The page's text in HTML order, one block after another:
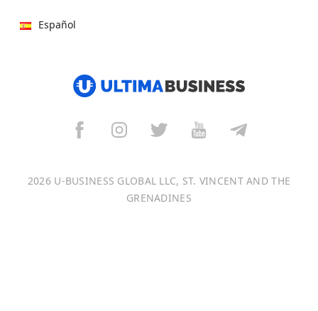
Español
Français
2026 U-BUSINESS GLOBAL LLC, ST. VINCENT AND THE
GRENADINES